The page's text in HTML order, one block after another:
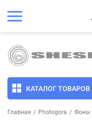
КАТАЛОГ ТОВАРОВ
Главная / Photogora / Фоны